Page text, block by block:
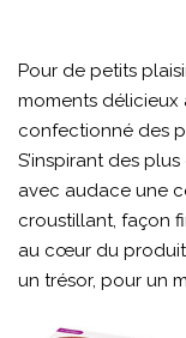
Pour de petits
moments délicieux
confectionné des
S’inspirant des
avec audace une
croustillant, façon
au cœur du
un trésor, pour un